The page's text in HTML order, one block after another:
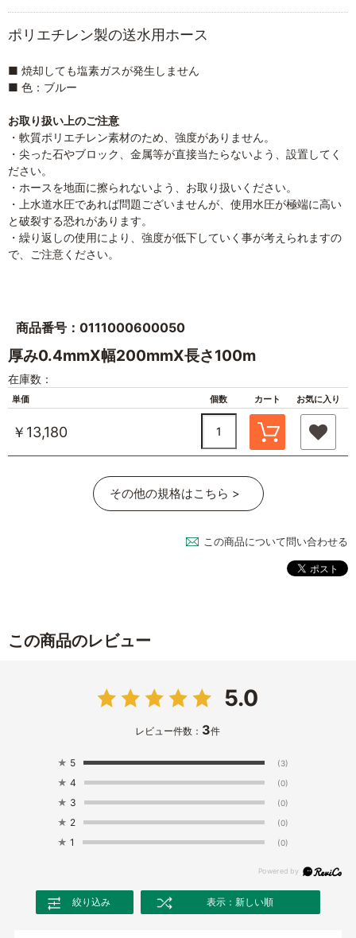
ポリエチレン製の送水用ホース
■ 焼却しても塩素ガスが発生しません
■ 色：ブルー
お取り扱い上のご注意
・軟質ポリエチレン素材のため、強度がありません。
・尖った石やブロック、金属等が直接当たらないよう、設置してく
ださい。
・ホースを地面に擦られないよう、お取り扱いください。
・上水道水圧であれば問題ございませんが、使用水圧が極端に高い
と破裂する恐れがあります。
・繰り返しの使用により、強度が低下していく事が考えられますの
で、ご注意ください。
商品番号：0111000600050
厚み0.4mmX幅200mmX長さ100m
在庫数：
単価 個数 カート お気に入り
￥13,180
その他の規格はこちら >
この商品について問い合わせる
この商品のレビュー
5.0
レビュー件数： 3件
★ 5 (3)
★ 4 (0)
★ 3 (0)
★ 2 (0)
★ 1 (0)
絞り込み 表示：新しい順